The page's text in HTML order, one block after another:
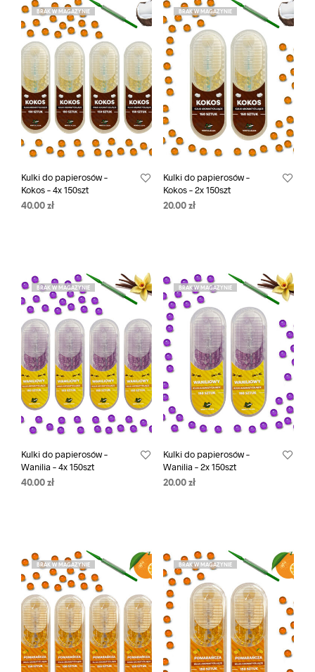
BRAK W MAGAZYNIE
Kulki do papierosów –
Kokos – 4x 150szt
40.00 zł
BRAK W MAGAZYNIE
Kulki do papierosów –
Kokos – 2x 150szt
20.00 zł
BRAK W MAGAZYNIE
Kulki do papierosów –
Wanilia – 4x 150szt
40.00 zł
BRAK W MAGAZYNIE
Kulki do papierosów –
Wanilia – 2x 150szt
20.00 zł
BRAK W MAGAZYNIE BRAK W MAGAZYNIE